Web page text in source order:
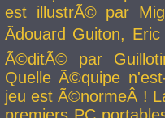
est illustrÃ© par
Ãdouard Guiton,
Ã©ditÃ© par
Quelle Ã©quipe
jeu est Ã©normeÂ !